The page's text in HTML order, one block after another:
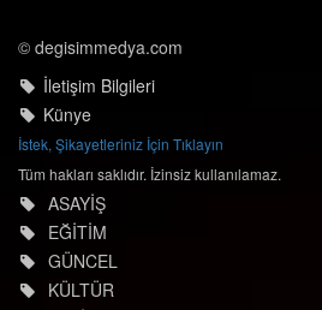
© degisimmedya.com
İletişim Bilgileri
Künye
İstek, Şikayetleriniz İçin Tıklayın
Tüm hakları saklıdır. İzinsiz kullanılamaz.
ASAYİŞ
EĞİTİM
GÜNCEL
KÜLTÜR